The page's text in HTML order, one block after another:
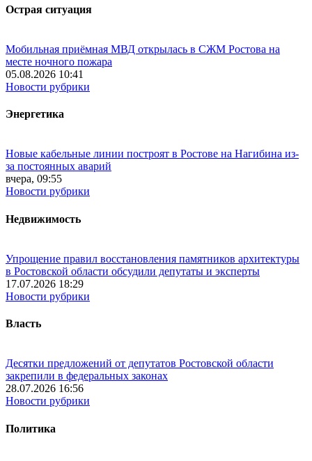
Острая ситуация
Мобильная приёмная МВД открылась в СЖМ Ростова на
месте ночного пожара
05.08.2026 10:41
Новости рубрики
Энергетика
Новые кабельные линии построят в Ростове на Нагибина из-
за постоянных аварий
вчера, 09:55
Новости рубрики
Недвижимость
Упрощение правил восстановления памятников архитектуры
в Ростовской области обсудили депутаты и эксперты
17.07.2026 18:29
Новости рубрики
Власть
Десятки предложений от депутатов Ростовской области
закрепили в федеральных законах
28.07.2026 16:56
Новости рубрики
Политика